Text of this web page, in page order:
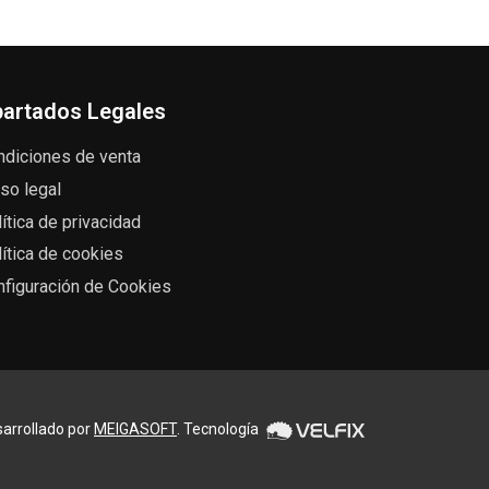
Legales
de venta
legal
de privacidad
de cookies
de Cookies
por MEIGASOFT. Tecnología